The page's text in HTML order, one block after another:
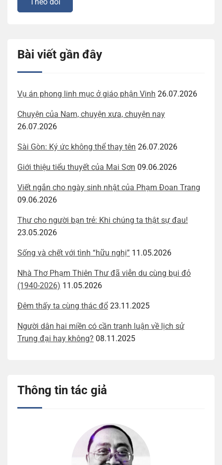
Bài viết gần đây
Vụ án phong linh mục ở giáo phận Vinh 26.07.2026
Chuyện của Nam, chuyện xưa, chuyện nay
26.07.2026
Sài Gòn: Ký ức không thể thay tên 26.07.2026
Giới thiệu tiểu thuyết của Mai Sơn 09.06.2026
Viết ngắn cho ngày sinh nhật của Phạm Đoan Trang
09.06.2026
Thư cho người bạn trẻ: Khi chúng ta thật sự đau!
23.05.2026
Sống và chết với tình “hữu nghị” 11.05.2026
Nhà Thơ Phạm Thiên Thư đã viễn du cùng bụi đỏ
(1940-2026) 11.05.2026
Đêm thấy ta cùng thác đổ 23.11.2025
Người dân hai miền có cần tranh luận về lịch sử
Trung đại hay không? 08.11.2025
Thông tin tác giả